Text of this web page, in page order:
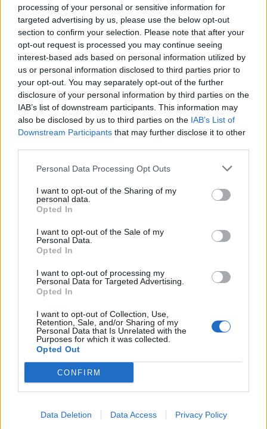
processing of your personal or sensitive information for
targeted advertising by us, please use the below opt-out
section to confirm your selection. Please note that after your
opt-out request is processed you may continue seeing
interest-based ads based on personal information utilized by
us or personal information disclosed to third parties prior to
your opt-out. You may separately opt-out of the further
disclosure of your personal information by third parties on the
IAB’s list of downstream participants. This information may
also be disclosed by us to third parties on the IAB’s List of
Downstream Participants that may further disclose it to other
Personal Data Processing Opt Outs
I want to opt-out of the Sharing of my
personal data.
Opted In
I want to opt-out of the Sale of my
Personal Data.
Opted In
I want to opt-out of processing my
Personal Data for Targeted Advertising.
Opted In
I want to opt-out of Collection, Use,
Retention, Sale, and/or Sharing of my
Personal Data that Is Unrelated with the
Purposes for which it was collected.
Opted Out
CONFIRM
Data Deletion Data Access Privacy Policy
ĢIMENES VESELĪBA
Psihiatra padoms: kā saprast un sadzīvot ar garīgi slimu
ĢIMENES VESELĪBA
Psihiatrs: Nelabvēlīga emocionālā vide bērnībā - viens no
šizofrēnijas iemesliem